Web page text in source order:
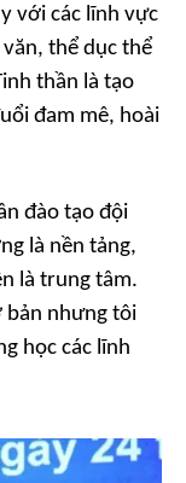
với các lĩnh vực
thể dục thể
thần là tạo
đam mê, hoài
đào tạo đội
là nền tảng,
là trung tâm.
bản nhưng tôi
học các lĩnh